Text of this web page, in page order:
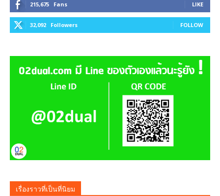
215,675 Fans LIKE
32,092 Followers FOLLOW
เรื่องราวที่เป็นที่นิยม